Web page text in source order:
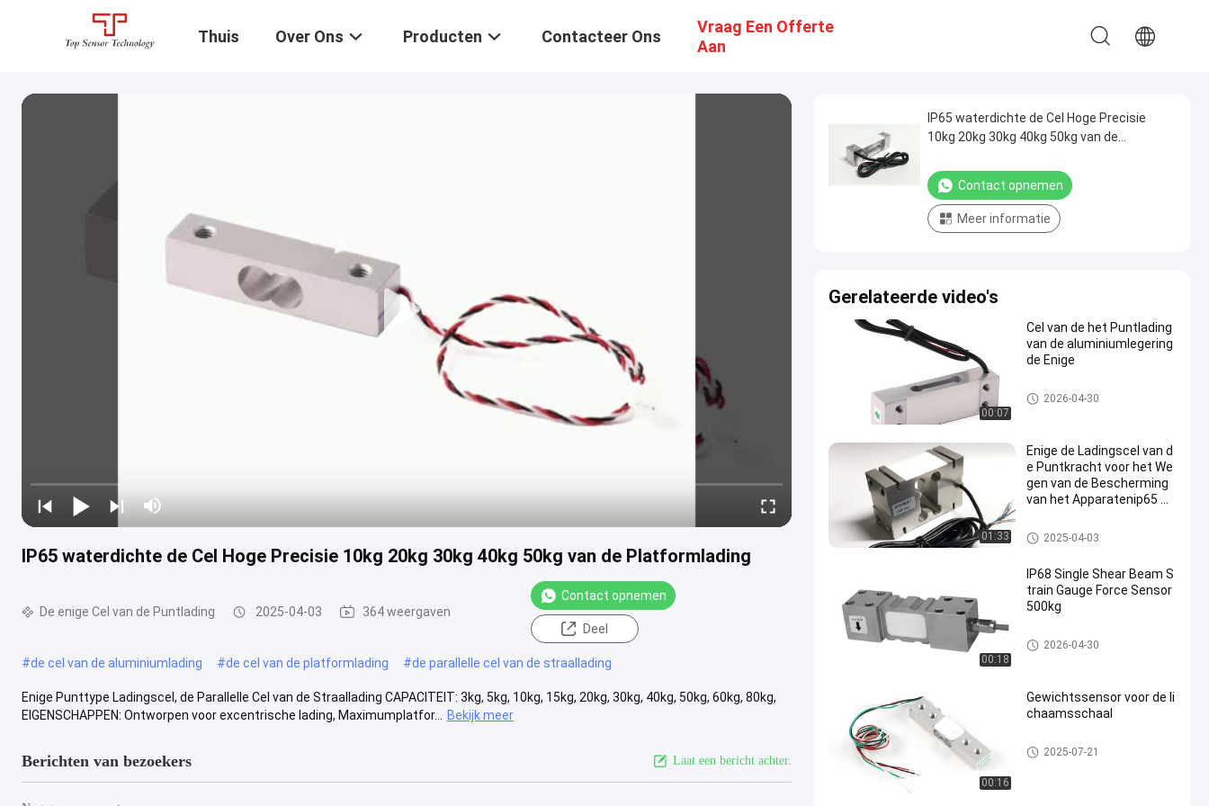
Thuis Over Ons Producten Contacteer Ons
Vraag Een Offerte
Aan
IP65 waterdichte de Cel Hoge Precisie 10kg 20kg 30kg 40kg 50kg van de Platformlading
De enige Cel van de Puntlading 2025-04-03 364 weergaven
Contact opnemen
Deel
#de cel van de aluminiumlading #de cel van de platformlading #de parallelle cel van de straallading
Enige Punttype Ladingscel, de Parallelle Cel van de Straallading CAPACITEIT: 3kg, 5kg, 10kg, 15kg, 20kg, 30kg, 40kg, 50kg, 60kg, 80kg,
EIGENSCHAPPEN: Ontworpen voor excentrische lading, Maximumplatfor...
Bekijk meer
Berichten van bezoekers Laat een bericht achter.
IP65 waterdichte de Cel Hoge Precisie
10kg 20kg 30kg 40kg 50kg van de
Contact opnemen
Meer informatie
Gerelateerde video's
00:07
Cel van de het Puntlading
van de aluminiumlegering
de Enige
De enige Cel van de Puntladin
g
2026-04-30
01:33
Enige de Ladingscel van d
e Puntkracht voor het We
gen van de Bescherming
van het Apparatenip65 W
De enige Cel van de Puntladin
g
2025-04-03
00:18
IP68 Single Shear Beam S
train Gauge Force Sensor
500kg
de ladingscel van de spanning
smaat
2026-04-30
00:16
Gewichtssensor voor de li
chaamsschaal
miniatuurladingscel
2025-07-21